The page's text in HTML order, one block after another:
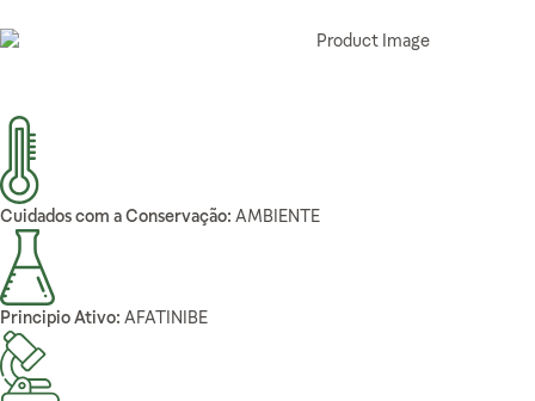
Cuidados com a Conservação: AMBIENTE
Principio Ativo: AFATINIBE